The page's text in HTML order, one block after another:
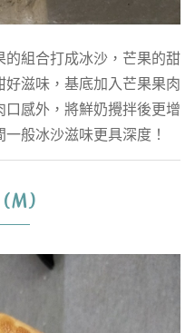
組合打成冰沙，芒果的甜
滋味，基底加入芒果果肉
感外，將鮮奶攪拌後更增
般冰沙滋味更具深度！